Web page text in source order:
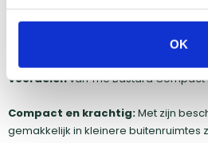
OK
barbecueën voor twee tot vier
keramische constructie uitstekende
slow-cooking en verschillende grill
Voordelenvan The Bastard Compact
Compact en krachtig:Met zijn
gemakkelijk in kleinere buitenruimtes